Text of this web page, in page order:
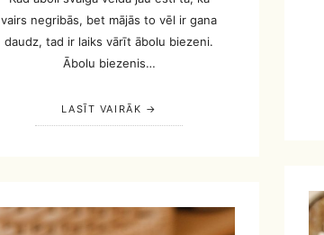
vairs negribās, bet mājās to vēl ir gana
daudz, tad ir laiks vārīt ābolu biezeni.
Ābolu biezenis…
LASĪT VAIRĀK